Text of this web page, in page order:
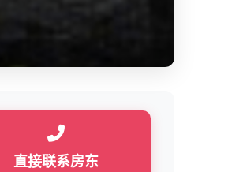
直接联系房东